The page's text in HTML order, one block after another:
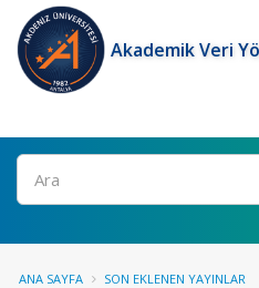
Akademik Veri
Ara
ANA SAYFA SON EKLENEN YAYINLAR